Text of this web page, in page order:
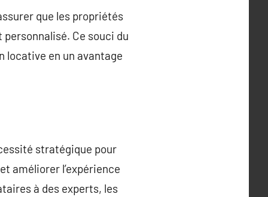
que les propriétés
Ce souci du
en un avantage
stratégique pour
améliorer l’expérience
à des experts, les